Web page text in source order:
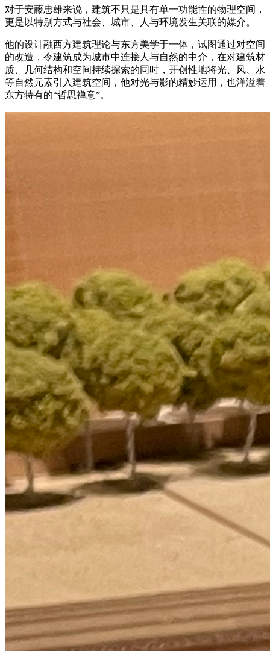
对于安藤忠雄来说，建筑不只是具有单一功能性的物理空间，
更是以特别方式与社会、城市、人与环境发生关联的媒介。
他的设计融西方建筑理论与东方美学于一体，试图通过对空间
的改造，令建筑成为城市中连接人与自然的中介，在对建筑材
质、几何结构和空间持续探索的同时，开创性地将光、风、水
等自然元素引入建筑空间，他对光与影的精妙运用，也洋溢着
东方特有的“哲思禅意”。